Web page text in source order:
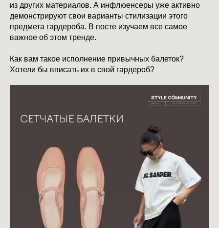
из других материалов. А инфлюенсеры уже активно
демонстрируют свои варианты стилизации этого
предмета гардероба. В посте изучаем все самое
важное об этом тренде.
Как вам такое исполнение привычных балеток?
Хотели бы вписать их в свой гардероб?